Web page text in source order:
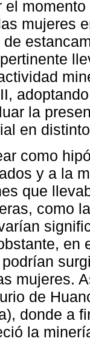
el
mujeres
la
en
como
y a la
que
como
en
mujeres.
de
donde a
la